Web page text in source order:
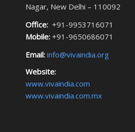
Nagar, New Delhi – 110092
Office: +91-9953716071
Mobile: +91-9650686071
Email: info@vivaindia.org
Website:
www.vivaindia.com
www.vivaindia.com.mx